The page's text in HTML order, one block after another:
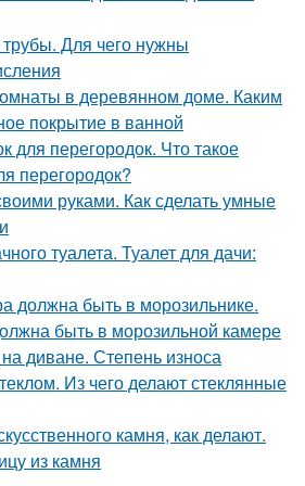
Для чего нужны
в деревянном доме. Каким
покрытие в ванной
для перегородок. Что такое
перегородок?
руками. Как сделать умные
туалета. Туалет для дачи:
должна быть в морозильнике.
быть в морозильной камере
диване. Степень износа
Из чего делают стеклянные
камня, как делают.
из камня